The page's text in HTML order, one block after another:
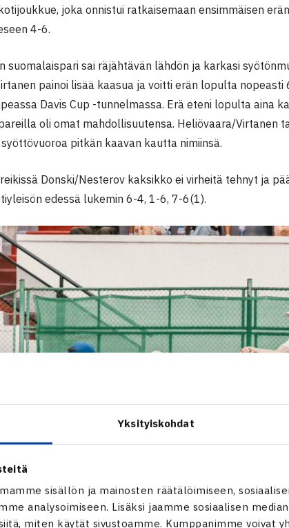
Yksityiskohdat
sisällön ja mainosten räätälöimiseen,
analysoimiseen. Lisäksi jaamme sosiaalisen
miten käytät sivustoamme. Kumppanimme voivat
joka onnistui ratkaisemaan ensimmäisen
4-6.
suomalaispari sai räjähtävän lähdön ja karkasi
painoi lisää kaasua ja voitti erän lopulta nopeasti
Davis Cup -tunnelmassa. Erä eteni lopulta aina
oli omat mahdollisuutensa. Heliövaara/Virtanen
pitkän kaavan kautta nimiinsä.
Donski/Nesterov kaksikko ei virheitä tehnyt ja
edessä lukemin 6-4, 1-6, 7-6(1).